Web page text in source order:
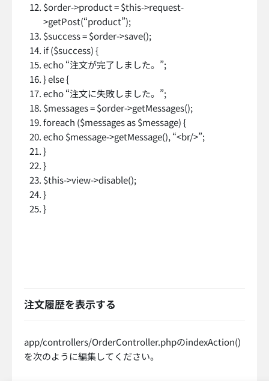
$order->product = $this->request-
>getPost(“product”);
$success = $order->save();
if ($success) {
echo “注文が完了しました。”;
} else {
echo “注文に失敗しました。”;
$messages = $order->getMessages();
foreach ($messages as $message) {
echo $message->getMessage(), “<br/>”;
}
}
$this->view->disable();
}
}
注文履歴を表示する
app/controllers/OrderController.phpのindexAction()
を次のように編集してください。